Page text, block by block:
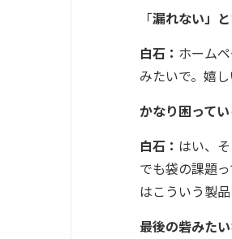
「漏れない」
白石： ホーム
みたいで。嬉し
かなり困って
白石： はい、
でも袋の課題
はこういう製
最後の砦みた